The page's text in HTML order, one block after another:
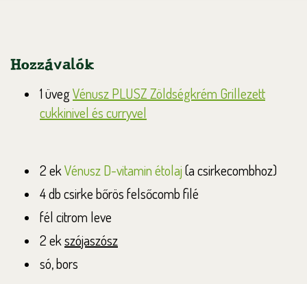
Hozzávalók
1 üvegVénusz PLUSZ Zöldségkrém Grillezett
cukkinivel és curryvel
2 ekVénusz D-vitamin étolaj(a csirkecombhoz)
4 db csirke bőrös felsőcomb filé
fél citrom leve
2 ekszójaszósz
só, bors